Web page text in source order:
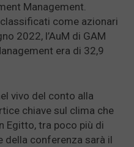
Management.
come azionari
2022, l’AuM di GAM
era di 32,9
vivo del conto alla
chiave sul clima che
Egitto, tra poco più di
della conferenza sarà il